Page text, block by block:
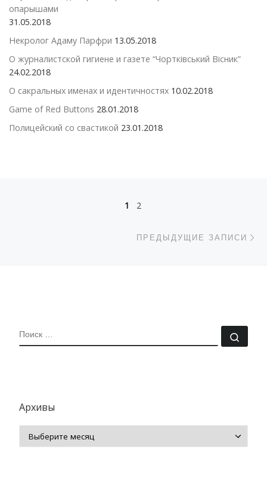
опарышами
31.05.2018
Некролог Адаму Парфри 13.05.2018
О журналистской гигиене и газете “Чортківський Вісник”
24.02.2018
О сакральных именах и идентичностях 10.02.2018
Game of Red Buttons 28.01.2018
Полицейский со свастикой 23.01.2018
Навигация по записям
1 2
ПРЕДЫДУЩИЕ ЗАПИСИ
ПОИСК
Архивы